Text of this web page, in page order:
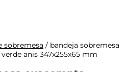
sobremesa / bandeja sobremesa
anis 347x255x65 mm